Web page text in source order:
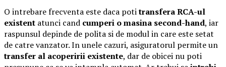
O intrebare frecventa este daca potitransfera RCA-ul
existent atunci cand cumperi o masina second-hand, iar
raspunsul depinde de polita si de modul in care este setat
de catre vanzator. In unele cazuri, asiguratorul permite un
transfer al acoperirii existente, dar de obicei nu poti